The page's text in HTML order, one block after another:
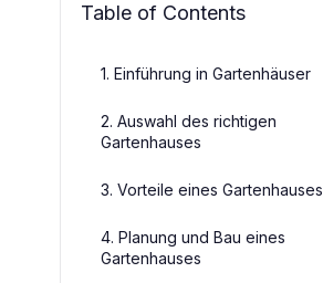
Table of Contents
1. Einführung in Gartenhäuser
2. Auswahl des richtigen
Gartenhauses
3. Vorteile eines Gartenhauses
4. Planung und Bau eines
Gartenhauses